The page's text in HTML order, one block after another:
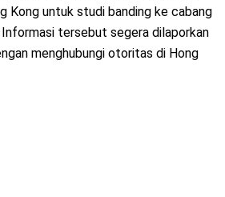
Kong untuk studi banding ke cabang
Informasi tersebut segera dilaporkan
menghubungi otoritas di Hong